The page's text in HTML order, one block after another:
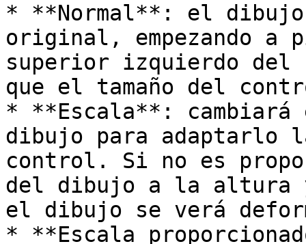
* **Normal**: el dibujo
original, empezando a
superior izquierdo del
que el tamaño del
* **Escala**:
dibujo para adaptarlo
control. Si no es
del dibujo a la altura
el dibujo se verá
* **Escala